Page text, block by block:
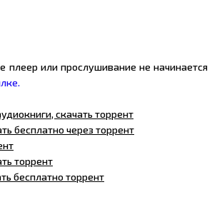
плеер или прослушивание не начинается
скачать торрент
бесплатно через торрент
торрент
бесплатно торрент